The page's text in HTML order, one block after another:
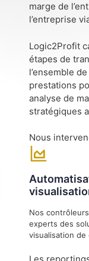
marge de
l’entreprise
Logic2Profit
étapes de
l’ensemble
prestations
analyse de
stratégiques
Nous
Nos
experts des
visualisation de
Les